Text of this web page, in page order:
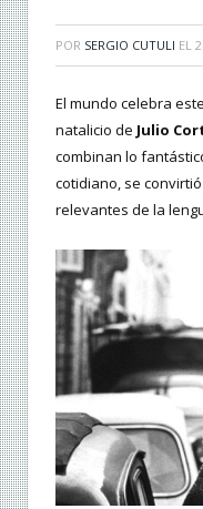
POR SERGIO CUTULI EL
El mundo celebra
natalicio de Julio
combinan lo
cotidiano, se
relevantes de la